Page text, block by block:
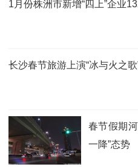
1月份株洲市新增“四上”企业
长沙春节旅游上演“冰与火之
春节假期
一降”态势